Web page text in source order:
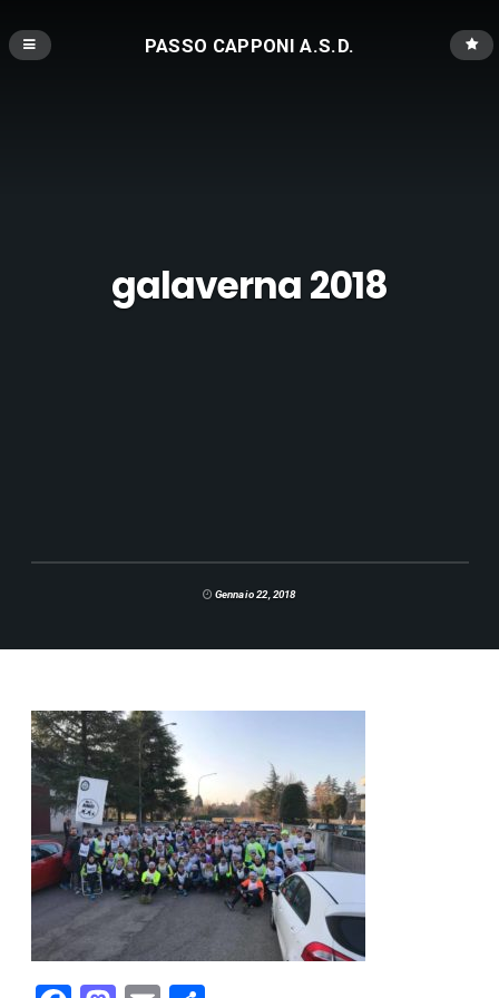
PASSO CAPPONI A.S.D.
galaverna 2018
Gennaio 22, 2018